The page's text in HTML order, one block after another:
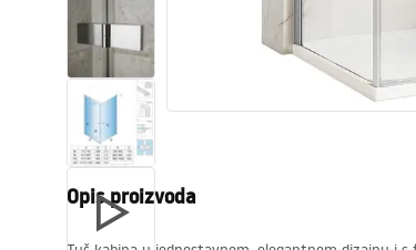
Tuševi
Kitchen
Kupaonski pribor
Opis proizvoda